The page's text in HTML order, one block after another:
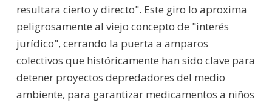
resultara cierto y directo". Este giro lo aproxima
peligrosamente al viejo concepto de "interés
jurídico", cerrando la puerta a amparos
colectivos que históricamente han sido clave para
detener proyectos depredadores del medio
ambiente, para garantizar medicamentos a niños